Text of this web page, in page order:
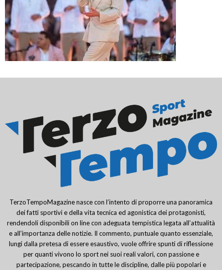
TerzoTempoMagazine nasce con l’intento di proporre una panoramica
dei fatti sportivi e della vita tecnica ed agonistica dei protagonisti,
rendendoli disponibili on line con adeguata tempistica legata all’attualità
e all’importanza delle notizie. Il commento, puntuale quanto essenziale,
lungi dalla pretesa di essere esaustivo, vuole offrire spunti di riflessione
per quanti vivono lo sport nei suoi reali valori, con passione e
partecipazione, pescando in tutte le discipline, dalle più popolari e